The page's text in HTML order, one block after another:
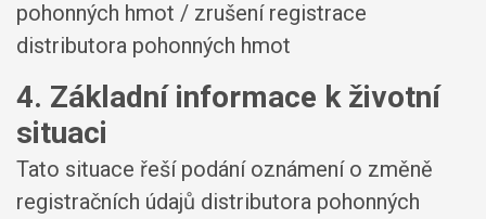
pohonných hmot / zrušení registrace
distributora pohonných hmot
4. Základní informace k životní
situaci
Tato situace řeší podání oznámení o změně
registračních údajů distributora pohonných